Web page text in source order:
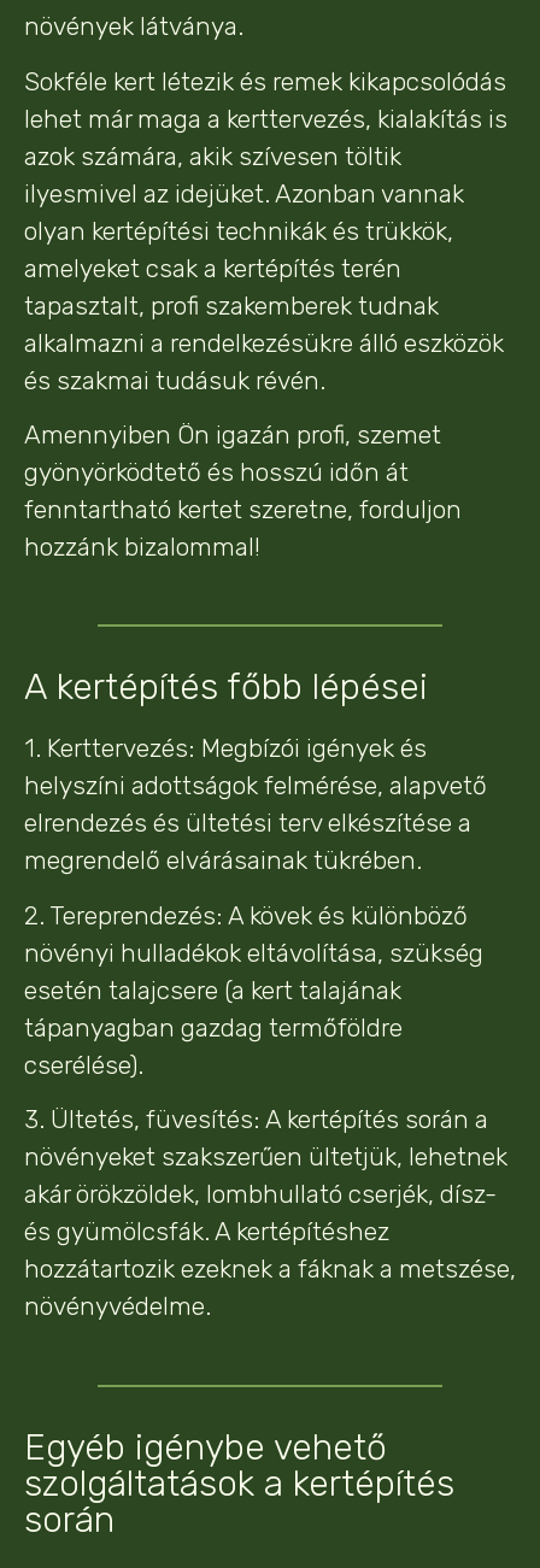
növények látványa.
Sokféle kert létezik és remek kikapcsolódás
lehet már maga a kerttervezés, kialakítás is
azok számára, akik szívesen töltik
ilyesmivel az idejüket. Azonban vannak
olyan kertépítési technikák és trükkök,
amelyeket csak a kertépítés terén
tapasztalt, profi szakemberek tudnak
alkalmazni a rendelkezésükre álló eszközök
és szakmai tudásuk révén.
Amennyiben Ön igazán profi, szemet
gyönyörködtető és hosszú időn át
fenntartható kertet szeretne, forduljon
hozzánk bizalommal!
A kertépítés főbb lépései
1. Kerttervezés: Megbízói igények és
helyszíni adottságok felmérése, alapvető
elrendezés és ültetési terv elkészítése a
megrendelő elvárásainak tükrében.
2. Tereprendezés: A kövek és különböző
növényi hulladékok eltávolítása, szükség
esetén talajcsere (a kert talajának
tápanyagban gazdag termőföldre
cserélése).
3. Ültetés, füvesítés: A kertépítés során a
növényeket szakszerűen ültetjük, lehetnek
akár örökzöldek, lombhullató cserjék, dísz-
és gyümölcsfák. A kertépítéshez
hozzátartozik ezeknek a fáknak a metszése,
növényvédelme.
Egyéb igénybe vehető
szolgáltatások a kertépítés
során